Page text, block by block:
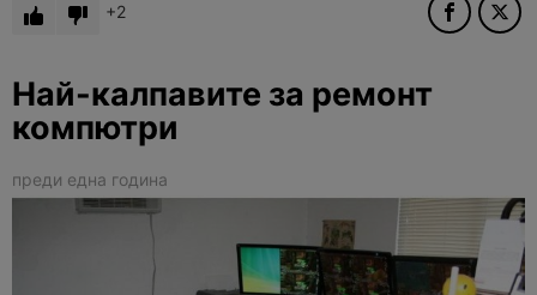
2
Най-калпавите за ремонт
компютри
преди една година